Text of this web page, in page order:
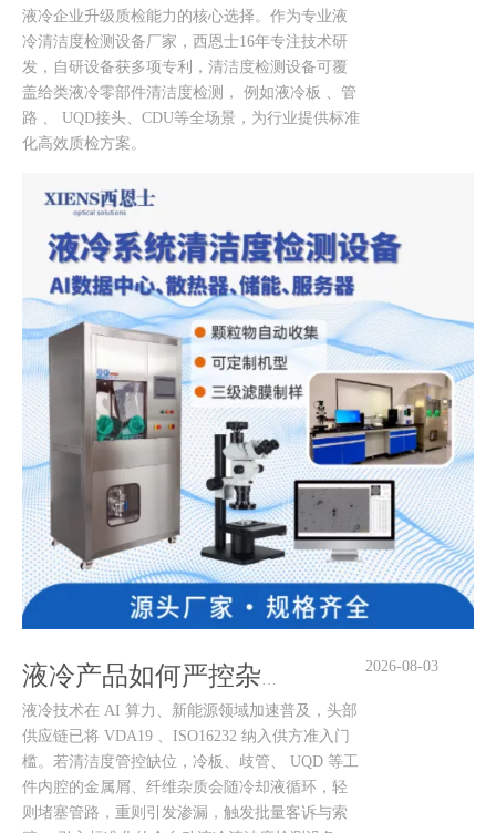
液冷企业升级质检能力的核心选择。作为专业液
冷清洁度检测设备厂家，西恩士16年专注技术研
发，自研设备获多项专利，清洁度检测设备可覆
盖给类液冷零部件清洁度检测， 例如液冷板 、管
路 、 UQD接头、CDU等全场景，为行业提供标准
化高效质检方案。
液冷产品如何严控杂质？西恩士液冷清洁度检测设备专属解决方案
液冷技术在 AI 算力、新能源领域加速普及，头部
供应链已将 VDA19 、ISO16232 纳入供方准入门
槛。若清洁度管控缺位，冷板、歧管、 UQD 等工
件内腔的金属屑、纤维杂质会随冷却液循环，轻
则堵塞管路，重则引发渗漏，触发批量客诉与索
2026-08-03